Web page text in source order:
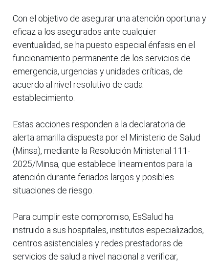
Con el objetivo de asegurar una atención oportuna y
eficaz a los asegurados ante cualquier
eventualidad, se ha puesto especial énfasis en el
funcionamiento permanente de los servicios de
emergencia, urgencias y unidades críticas, de
acuerdo al nivel resolutivo de cada
establecimiento.
Estas acciones responden a la declaratoria de
alerta amarilla dispuesta por el Ministerio de Salud
(Minsa), mediante la Resolución Ministerial 111-
2025/Minsa, que establece lineamientos para la
atención durante feriados largos y posibles
situaciones de riesgo.
Para cumplir este compromiso, EsSalud ha
instruido a sus hospitales, institutos especializados,
centros asistenciales y redes prestadoras de
servicios de salud a nivel nacional a verificar,